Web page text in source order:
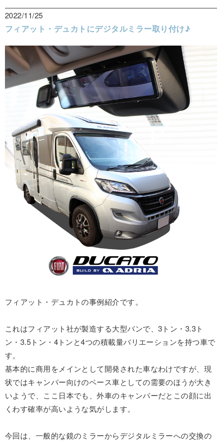
2022/11/25
フィアット・デュカトにデジタルミラー取り付け♪
フィアット・デュカトの事例紹介です。
これはフィアット社が製造する大型バンで、3トン・3.3ト
ン・3.5トン・4トンと4つの積載量バリエーションを持つ車で
す。
基本的に商用をメインとして開発された車なわけですが、現
状ではキャンパー向けのベース車としての需要のほうが大き
いようで、ここ日本でも、外車のキャンパーだとこの顔に出
くわす確率が高いような気がします。
今回は、一般的な鏡のミラーからデジタルミラーへの交換の